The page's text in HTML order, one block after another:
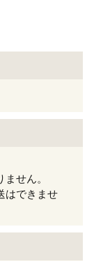
せん。
はできませ